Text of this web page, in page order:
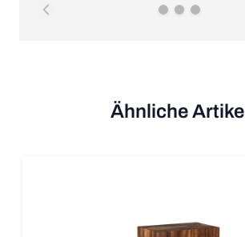
Ähnliche Artikel